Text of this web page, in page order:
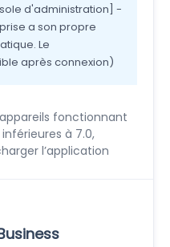
d'administration] -
a son propre
Le
après connexion)
fonctionnant
à 7.0,
l’application